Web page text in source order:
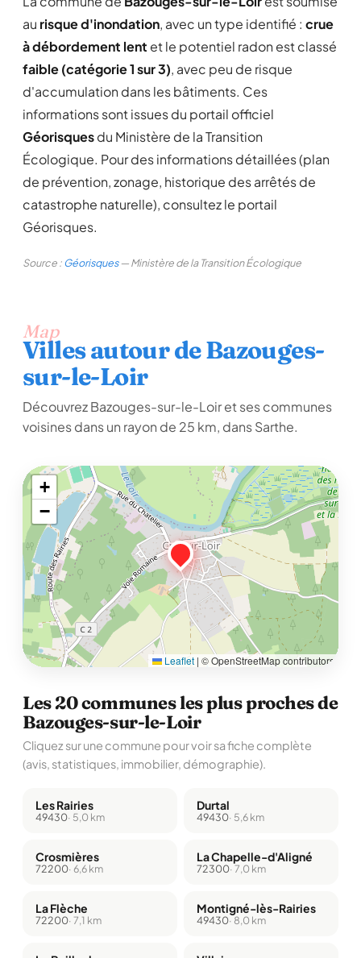
au risque d'inondation, avec un type identifié : crue
à débordement lent et le potentiel radon est classé
faible (catégorie 1 sur 3), avec peu de risque
d'accumulation dans les bâtiments. Ces
informations sont issues du portail officiel
Géorisquesdu Ministère de la Transition
Écologique. Pour des informations détaillées (plan
de prévention, zonage, historique des arrêtés de
catastrophe naturelle), consultez le portail
Géorisques.
Source :Géorisques— Ministère de la Transition Écologique
Map
Villes autour de Bazouges-
sur-le-Loir
Découvrez Bazouges-sur-le-Loir et ses communes
voisines dans un rayon de 25 km, dans Sarthe.
+
−
Leaflet | © OpenStreetMap contributors
Les 20 communes les plus proches de
Bazouges-sur-le-Loir
Cliquez sur une commune pour voir sa fiche complète
(avis, statistiques, immobilier, démographie).
Les Rairies
49430· 5,0 km
Durtal
49430· 5,6 km
Crosmières
72200· 6,6 km
La Chapelle-d'Aligné
72300· 7,0 km
La Flèche
72200· 7,1 km
Montigné-lès-Rairies
49430· 8,0 km